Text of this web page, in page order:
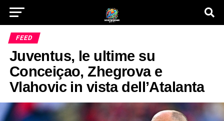
FEED
Juventus, le ultime su
Conceiçao, Zhegrova e
Vlahovic in vista dell’Atalanta